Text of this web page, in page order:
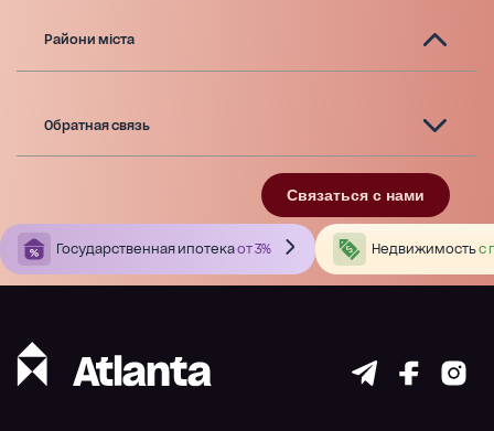
Райони міста
Обратная связь
Связаться с нами
Государственная ипотекаот 3% Недвижимостьс